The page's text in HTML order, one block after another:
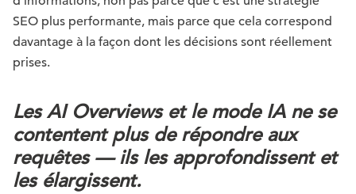
SEO plus performante, mais parce que cela correspond
davantage à la façon dont les décisions sont réellement
prises.
Les AI Overviews et le mode IA ne se
contentent plus de répondre aux
requêtes — ils les approfondissent et
les élargissent.